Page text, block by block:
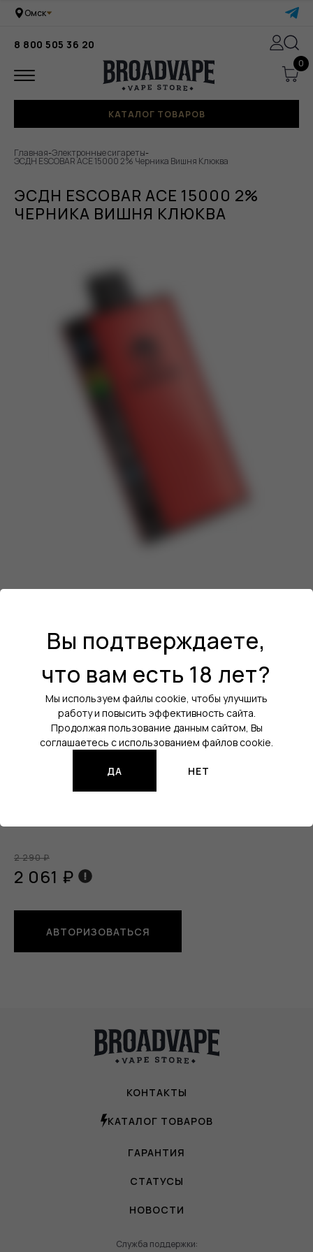
Омск
8 800 505 36 20
0
КАТАЛОГ ТОВАРОВ
Главная-Электронные сигареты-
ЭСДН ESCOBAR ACE 15000 2% Черника Вишня Клюква
ЭСДН ESCOBAR ACE 15000 2%
ЧЕРНИКА ВИШНЯ КЛЮКВА
Бренд:ESCOBAR
Черника / Вишня / Клюква
Холодок:Нет
Уровень крепости:20 мг
Кол-во затяжек:15000
Порт зарядки:USB Type-C
Все характеристики
2 290 ₽
2 061 ₽
АВТОРИЗОВАТЬСЯ
КОНТАКТЫ
КАТАЛОГ ТОВАРОВ
ГАРАНТИЯ
СТАТУСЫ
НОВОСТИ
Служба поддержки:
Вы подтверждаете,
что вам есть 18 лет?
Мы используем файлы cookie, чтобы улучшить
работу и повысить эффективность сайта.
Продолжая пользование данным сайтом, Вы
соглашаетесь с использованием файлов cookie.
ДА НЕТ